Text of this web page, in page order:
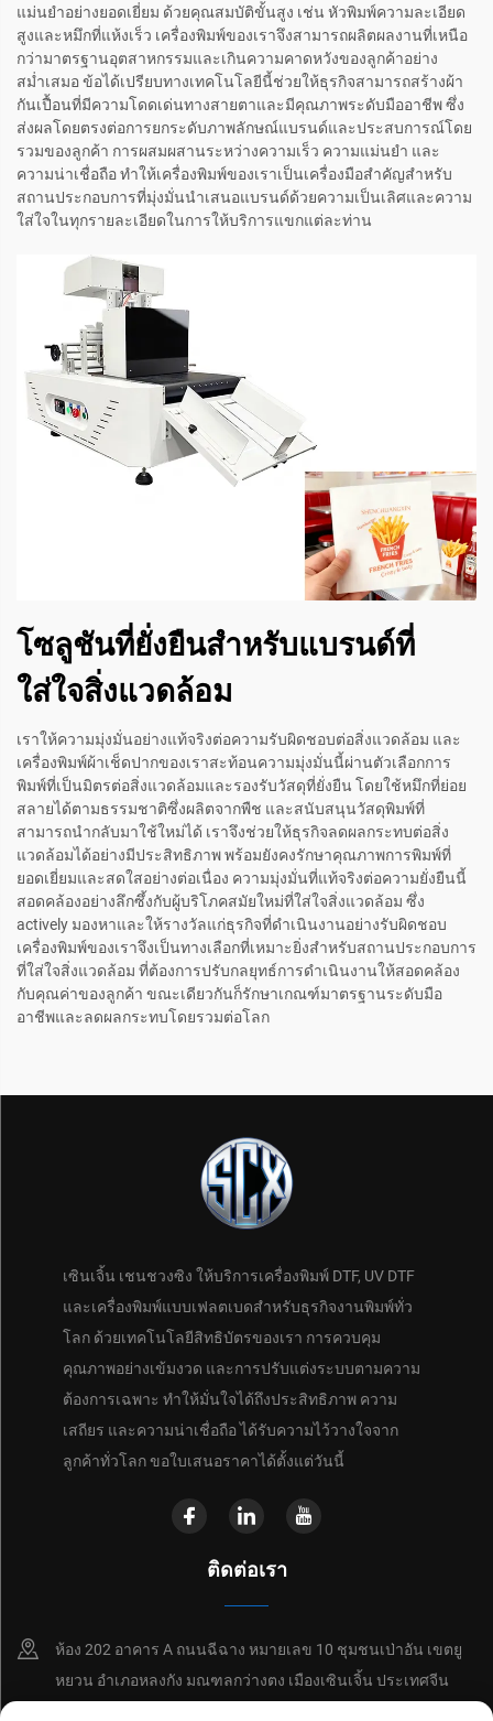
แม่นยำอย่างยอดเยี่ยม ด้วยคุณสมบัติขั้นสูง เช่น หัวพิมพ์ความละเอียด
สูงและหมึกที่แห้งเร็ว เครื่องพิมพ์ของเราจึงสามารถผลิตผลงานที่เหนือ
กว่ามาตรฐานอุตสาหกรรมและเกินความคาดหวังของลูกค้าอย่าง
สม่ำเสมอ ข้อได้เปรียบทางเทคโนโลยีนี้ช่วยให้ธุรกิจสามารถสร้างผ้า
กันเปื้อนที่มีความโดดเด่นทางสายตาและมีคุณภาพระดับมืออาชีพ ซึ่ง
ส่งผลโดยตรงต่อการยกระดับภาพลักษณ์แบรนด์และประสบการณ์โดย
รวมของลูกค้า การผสมผสานระหว่างความเร็ว ความแม่นยำ และ
ความน่าเชื่อถือ ทำให้เครื่องพิมพ์ของเราเป็นเครื่องมือสำคัญสำหรับ
สถานประกอบการที่มุ่งมั่นนำเสนอแบรนด์ด้วยความเป็นเลิศและความ
ใส่ใจในทุกรายละเอียดในการให้บริการแขกแต่ละท่าน
โซลูชันที่ยั่งยืนสำหรับแบรนด์ที่
ใส่ใจสิ่งแวดล้อม
เราให้ความมุ่งมั่นอย่างแท้จริงต่อความรับผิดชอบต่อสิ่งแวดล้อม และ
เครื่องพิมพ์ผ้าเช็ดปากของเราสะท้อนความมุ่งมั่นนี้ผ่านตัวเลือกการ
พิมพ์ที่เป็นมิตรต่อสิ่งแวดล้อมและรองรับวัสดุที่ยั่งยืน โดยใช้หมึกที่ย่อย
สลายได้ตามธรรมชาติซึ่งผลิตจากพืช และสนับสนุนวัสดุพิมพ์ที่
สามารถนำกลับมาใช้ใหม่ได้ เราจึงช่วยให้ธุรกิจลดผลกระทบต่อสิ่ง
แวดล้อมได้อย่างมีประสิทธิภาพ พร้อมยังคงรักษาคุณภาพการพิมพ์ที่
ยอดเยี่ยมและสดใสอย่างต่อเนื่อง ความมุ่งมั่นที่แท้จริงต่อความยั่งยืนนี้
สอดคล้องอย่างลึกซึ้งกับผู้บริโภคสมัยใหม่ที่ใส่ใจสิ่งแวดล้อม ซึ่ง
actively มองหาและให้รางวัลแก่ธุรกิจที่ดำเนินงานอย่างรับผิดชอบ
เครื่องพิมพ์ของเราจึงเป็นทางเลือกที่เหมาะยิ่งสำหรับสถานประกอบการ
ที่ใส่ใจสิ่งแวดล้อม ที่ต้องการปรับกลยุทธ์การดำเนินงานให้สอดคล้อง
กับคุณค่าของลูกค้า ขณะเดียวกันก็รักษาเกณฑ์มาตรฐานระดับมือ
อาชีพและลดผลกระทบโดยรวมต่อโลก
เซินเจิ้น เชนชวงซิง ให้บริการเครื่องพิมพ์ DTF, UV DTF
และเครื่องพิมพ์แบบเฟลตเบดสำหรับธุรกิจงานพิมพ์ทั่ว
โลก ด้วยเทคโนโลยีสิทธิบัตรของเรา การควบคุม
คุณภาพอย่างเข้มงวด และการปรับแต่งระบบตามความ
ต้องการเฉพาะ ทำให้มั่นใจได้ถึงประสิทธิภาพ ความ
เสถียร และความน่าเชื่อถือ ได้รับความไว้วางใจจาก
ลูกค้าทั่วโลก ขอใบเสนอราคาได้ตั้งแต่วันนี้
ติดต่อเรา
ห้อง 202 อาคาร A ถนนฉีฉาง หมายเลข 10 ชุมชนเป่าอัน เขตยู
หยวน อำเภอหลงกัง มณฑลกว่างตง เมืองเซินเจิ้น ประเทศจีน